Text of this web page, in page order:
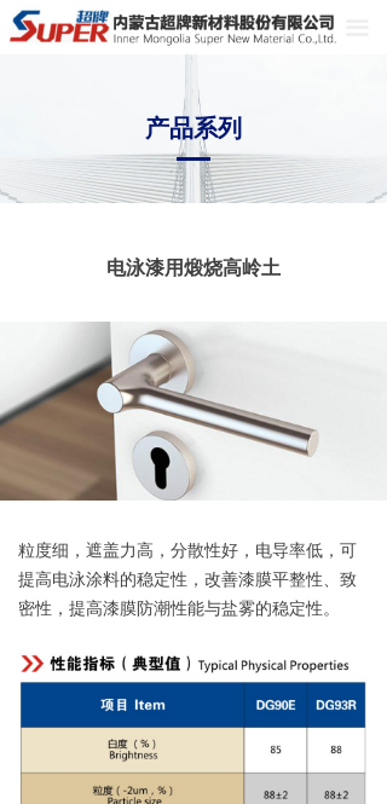
产品系列
粒度细，遮盖力高，分散性好，电导率低，可
提高电泳涂料的稳定性，改善漆膜平整性、致
密性，提高漆膜防潮性能与盐雾的稳定性。
电泳漆用煅烧高岭土